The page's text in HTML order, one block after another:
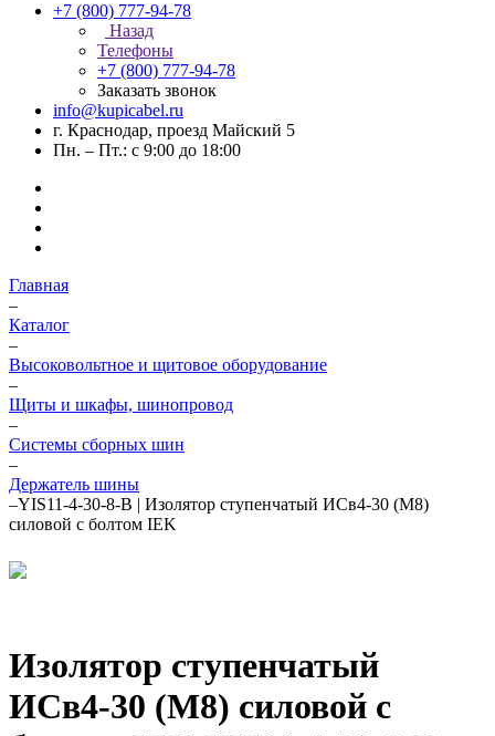
+7 (800) 777-94-78
Назад
Телефоны
+7 (800) 777-94-78
Заказать звонок
info@kupicabel.ru
г. Краснодар, проезд Майский 5
Пн. – Пт.: с 9:00 до 18:00
Главная
–
Каталог
–
Высоковольтное и щитовое оборудование
–
Щиты и шкафы, шинопровод
–
Системы сборных шин
–
Держатель шины
–YIS11-4-30-8-B | Изолятор ступенчатый ИСв4-30 (М8)
силовой с болтом IEK
Изолятор ступенчатый
ИСв4-30 (М8) силовой с